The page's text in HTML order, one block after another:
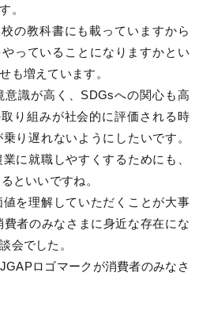
。
の教科書にも載っていますから
っていることになりますかとい
も増えています。
意識が高く、SDGsへの関心も高
り組みが社会的に評価される時
り遅れないようにしたいです。
に就職しやすくするためにも、
といいですね。
値を理解していただくことが大事
者のみなさまに身近な存在にな
会でした。
ロゴマークが消費者のみなさ